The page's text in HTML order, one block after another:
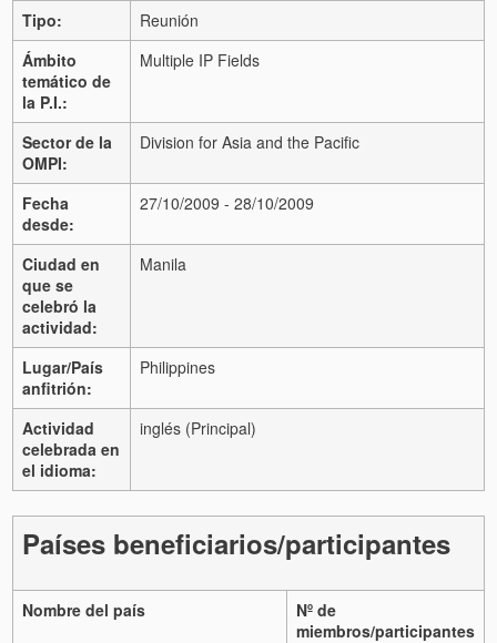
Tipo:
Reunión
Ámbito
temático de
la P.I.:
Multiple IP Fields
Sector de la
OMPI:
Division for Asia and the Pacific
Fecha
desde:
27/10/2009 - 28/10/2009
Ciudad en
que se
celebró la
actividad:
Manila
Lugar/País
anfitrión:
Philippines
Actividad
celebrada en
el idioma:
inglés (Principal)
Países beneficiarios/participantes
Nombre del país
Nº de
miembros/participantes